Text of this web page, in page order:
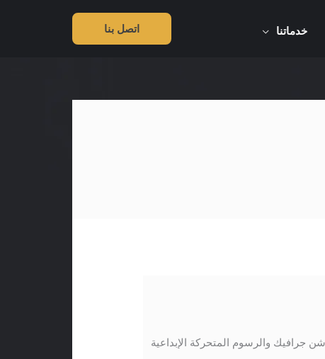
خدماتنا اتصل بنا
والرسوم المتحركة الإبداعية